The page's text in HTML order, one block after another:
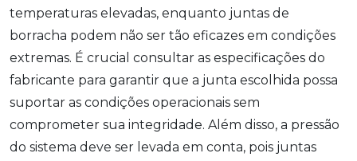
temperaturas elevadas, enquanto juntas de
borracha podem não ser tão eficazes em condições
extremas. É crucial consultar as especificações do
fabricante para garantir que a junta escolhida possa
suportar as condições operacionais sem
comprometer sua integridade. Além disso, a pressão
do sistema deve ser levada em conta, pois juntas